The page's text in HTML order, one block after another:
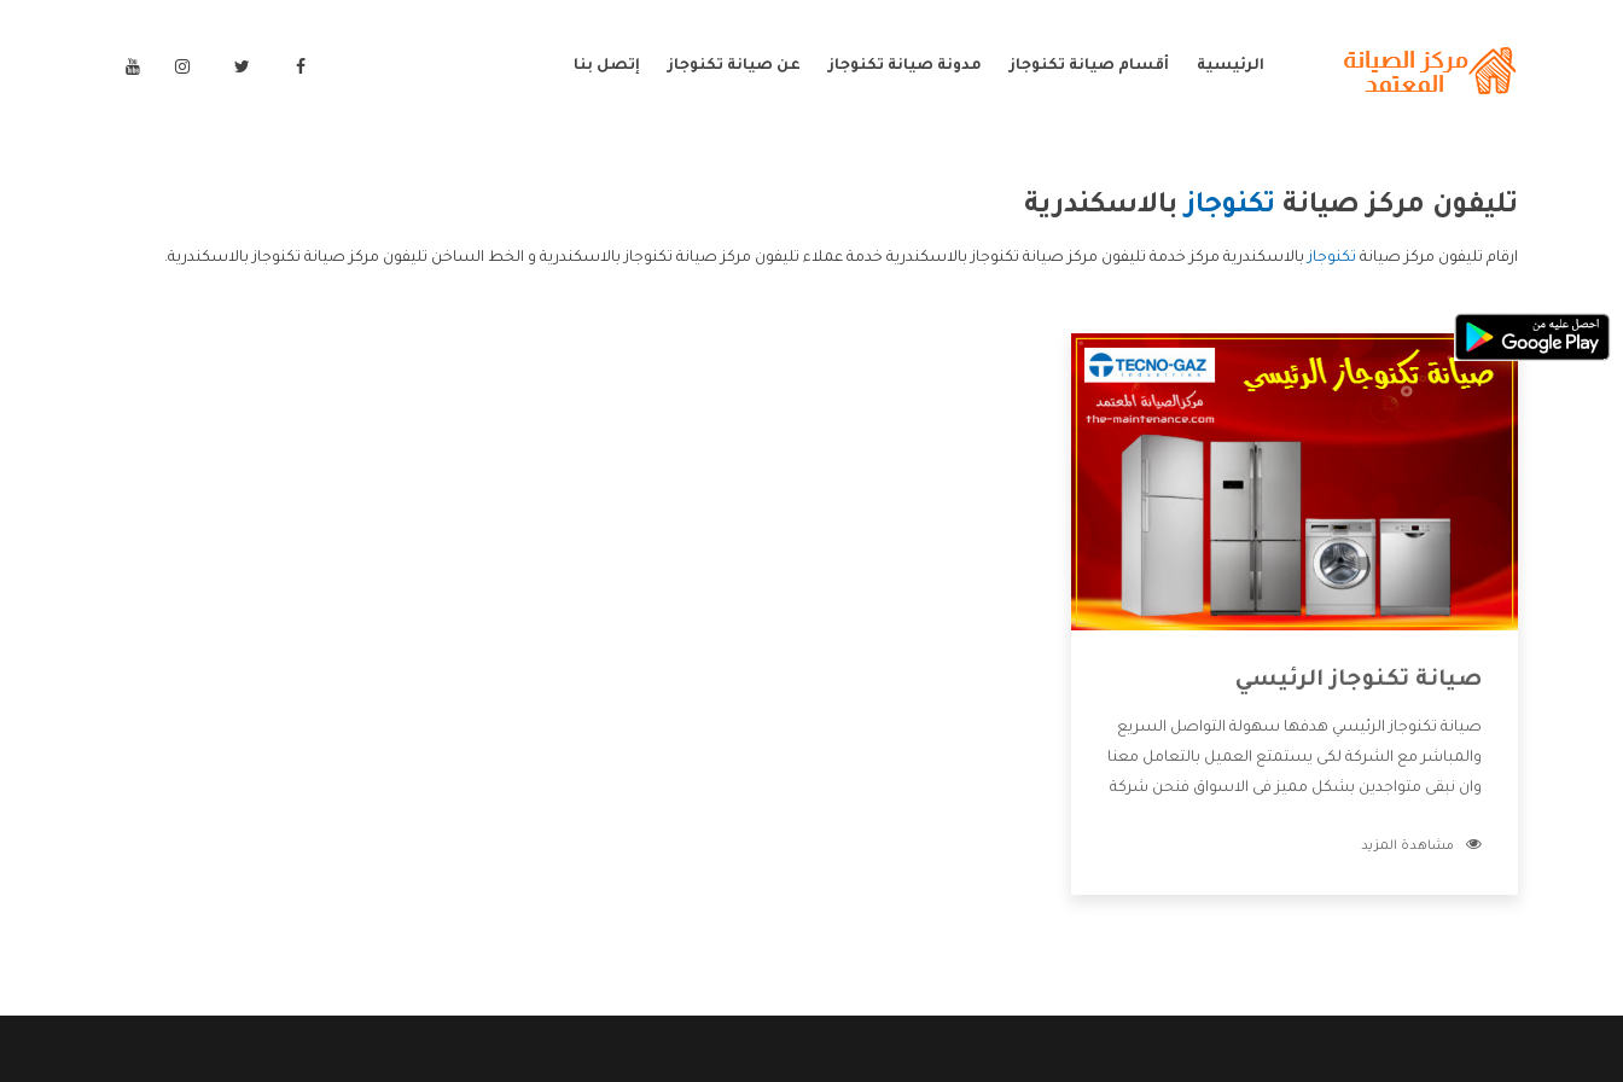
الرئيسية أقسام صيانة تكنوجاز مدونة صيانة تكنوجاز عن صيانة تكنوجاز إتصل بنا
تليفون مركز صيانة تكنوجازبالاسكندرية
ارقام تليفون مركز صيانة تكنوجازبالاسكندرية مركز خدمة تليفون مركز صيانة تكنوجاز بالاسكندرية خدمة عملاء تليفون مركز صيانة تكنوجاز بالاسكندرية و الخط الساخن تليفون مركز صيانة تكنوجاز بالاسكندرية.
صيانة تكنوجاز الرئيسي
صيانة تكنوجاز الرئيسي هدفها سهولة التواصل السريع
والمباشر مع الشركة لكى يستمتع العميل بالتعامل معنا
وان نبقى متواجدين بشكل مميز فى الاسواق فنحن شركة
بالخدمات التى تنفرد الشركة بها والتى تكون منها خدمة
مشاهدة المزيد